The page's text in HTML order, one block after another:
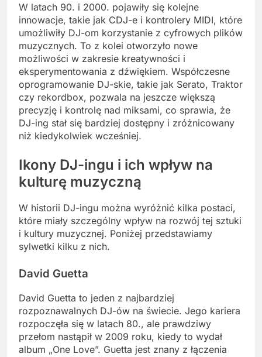
W latach 90. i 2000. pojawiły się kolejne
innowacje, takie jak CDJ-e i kontrolery MIDI, które
umożliwiły DJ-om korzystanie z cyfrowych plików
muzycznych. To z kolei otworzyło nowe
możliwości w zakresie kreatywności i
eksperymentowania z dźwiękiem. Współczesne
oprogramowanie DJ-skie, takie jak Serato, Traktor
czy rekordbox, pozwala na jeszcze większą
precyzję i kontrolę nad miksami, co sprawia, że
DJ-ing stał się bardziej dostępny i zróżnicowany
niż kiedykolwiek wcześniej.
Ikony DJ-ingu i ich wpływ na
kulturę muzyczną
W historii DJ-ingu można wyróżnić kilka postaci,
które miały szczególny wpływ na rozwój tej sztuki
i kultury muzycznej. Poniżej przedstawiamy
sylwetki kilku z nich.
David Guetta
David Guetta to jeden z najbardziej
rozpoznawalnych DJ-ów na świecie. Jego kariera
rozpoczęła się w latach 80., ale prawdziwy
przełom nastąpił w 2009 roku, kiedy to wydał
album „One Love”. Guetta jest znany z łączenia